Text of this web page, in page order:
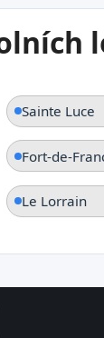
Sainte Luce
Fort-de-
Le Lorrain